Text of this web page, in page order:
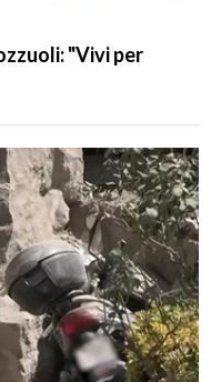
"Vivi per